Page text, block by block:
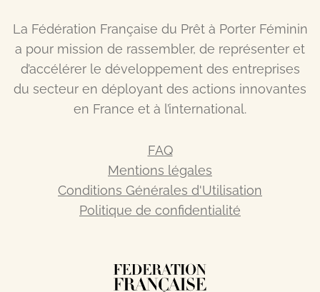
La Fédération Française du Prêt à Porter Féminin
a pour mission de rassembler, de représenter et
d’accélérer le développement des entreprises
du secteur en déployant des actions innovantes
en France et à l’international.
FAQ
Mentions légales
Conditions Générales d'Utilisation
Politique de confidentialité